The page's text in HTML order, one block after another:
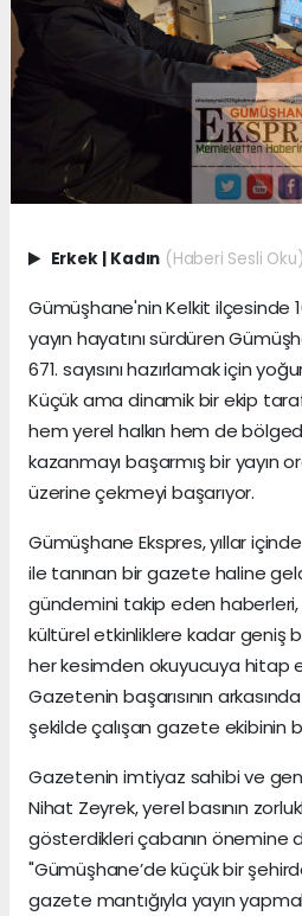
Erkek | Kadın (Haberi Sesli Oku)
Gümüşhane'nin Kelkit ilçesinde
yayın hayatını sürdüren
671. sayısını hazırlamak için
Küçük ama dinamik bir ekip
hem yerel halkın hem de
kazanmayı başarmış bir yayın
üzerine çekmeyi başarıyor.
Gümüşhane Ekspres, yıllar
ile tanınan bir gazete haline
gündemini takip eden
kültürel etkinliklere kadar geniş
her kesimden okuyucuya hitap
Gazetenin başarısının
şekilde çalışan gazete ekibinin
Gazetenin imtiyaz sahibi ve
Nihat Zeyrek, yerel basının
gösterdikleri çabanın önemine
"Gümüşhane’de küçük bir
gazete mantığıyla yayın